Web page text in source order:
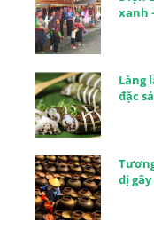
xanh
Làng
đặc
dị